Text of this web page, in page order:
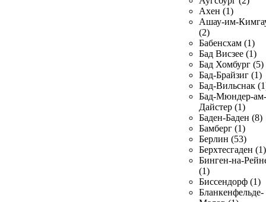
Ахен (1)
Ашау-им-
(2)
Бабенсхам (1)
Бад Висзее (1)
Бад Хомбург (5)
Бад-Брайзиг (1)
Бад-Вильснак
Бад-Мюндер-ам-
Дайстер (1)
Баден-Баден (8)
Бамберг (1)
Берлин (53)
Берхтесгаден (1)
Бинген-на-
(1)
Биссендорф (1)
Бланкенфельде-